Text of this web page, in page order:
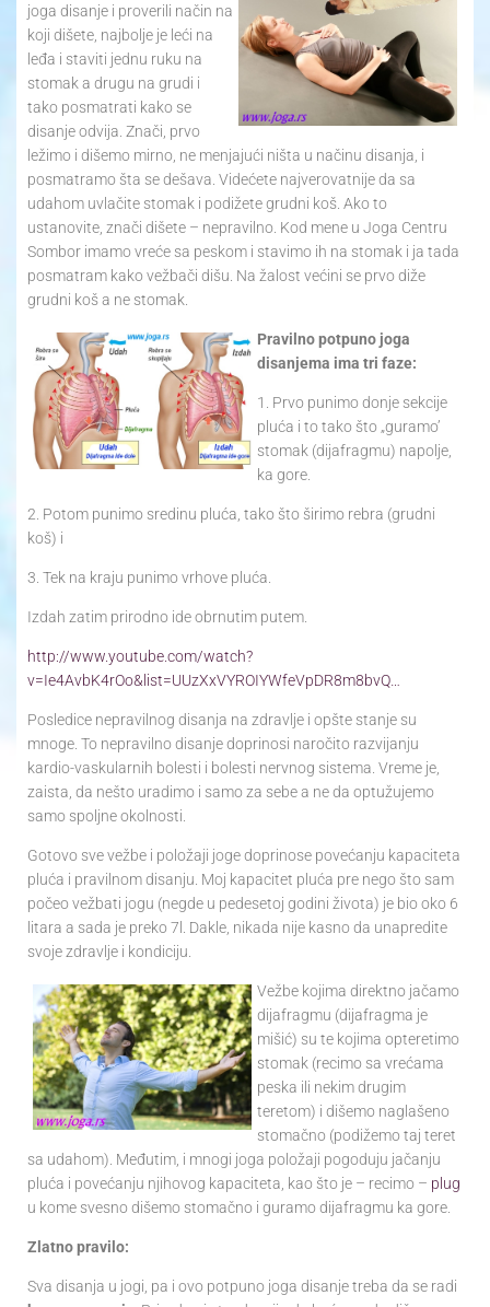
joga disanje i proverili način na
koji dišete, najbolje je leći na
leđa i staviti jednu ruku na
stomak a drugu na grudi i
tako posmatrati kako se
disanje odvija. Znači, prvo
ležimo i dišemo mirno, ne menjajući ništa u načinu disanja, i
posmatramo šta se dešava. Videćete najverovatnije da sa
udahom uvlačite stomak i podižete grudni koš. Ako to
ustanovite, znači dišete – nepravilno. Kod mene u Joga Centru
Sombor imamo vreće sa peskom i stavimo ih na stomak i ja tada
posmatram kako vežbači dišu. Na žalost većini se prvo diže
grudni koš a ne stomak.
Pravilno potpuno joga
disanjema ima tri faze:
1. Prvo punimo donje sekcije
pluća i to tako što „guramo’
stomak (dijafragmu) napolje,
ka gore.
2. Potom punimo sredinu pluća, tako što širimo rebra (grudni
koš) i
3. Tek na kraju punimo vrhove pluća.
Izdah zatim prirodno ide obrnutim putem.
http://www.youtube.com/watch?
v=Ie4AvbK4rOo&list=UUzXxVYROIYWfeVpDR8m8bvQ…
Posledice nepravilnog disanja na zdravlje i opšte stanje su
mnoge. To nepravilno disanje doprinosi naročito razvijanju
kardio-vaskularnih bolesti i bolesti nervnog sistema. Vreme je,
zaista, da nešto uradimo i samo za sebe a ne da optužujemo
samo spoljne okolnosti.
Gotovo sve vežbe i položaji joge doprinose povećanju kapaciteta
pluća i pravilnom disanju. Moj kapacitet pluća pre nego što sam
počeo vežbati jogu (negde u pedesetoj godini života) je bio oko 6
litara a sada je preko 7l. Dakle, nikada nije kasno da unapredite
svoje zdravlje i kondiciju.
Vežbe kojima direktno jačamo
dijafragmu (dijafragma je
mišić) su te kojima opteretimo
stomak (recimo sa vrećama
peska ili nekim drugim
teretom) i dišemo naglašeno
stomačno (podižemo taj teret
sa udahom). Međutim, i mnogi joga položaji pogoduju jačanju
pluća i povećanju njihovog kapaciteta, kao što je – recimo – plug
u kome svesno dišemo stomačno i guramo dijafragmu ka gore.
Zlatno pravilo:
Sva disanja u jogi, pa i ovo potpuno joga disanje treba da se radi